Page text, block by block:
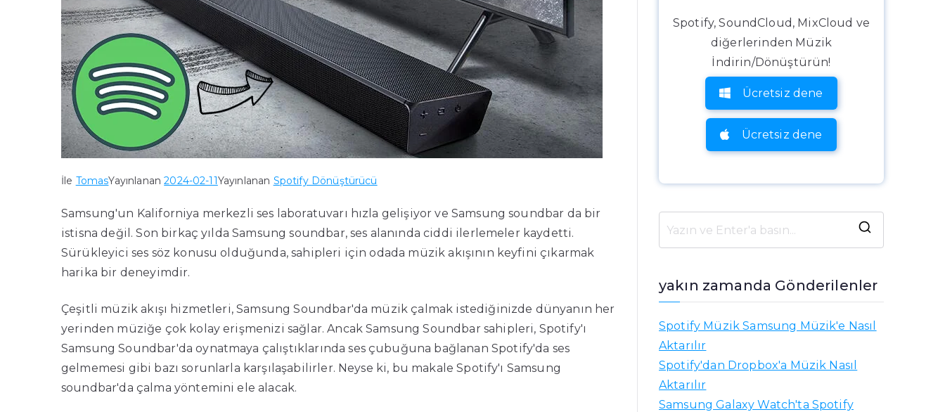
İle TomasYayınlanan2024-02-11Yayınlanan Spotify Dönüştürücü
Samsung'un Kaliforniya merkezli ses laboratuvarı hızla gelişiyor ve Samsung soundbar da bir
istisna değil. Son birkaç yılda Samsung soundbar, ses alanında ciddi ilerlemeler kaydetti.
Sürükleyici ses söz konusu olduğunda, sahipleri için odada müzik akışının keyfini çıkarmak
harika bir deneyimdir.
Çeşitli müzik akışı hizmetleri, Samsung Soundbar'da müzik çalmak istediğinizde dünyanın her
yerinden müziğe çok kolay erişmenizi sağlar. Ancak Samsung Soundbar sahipleri, Spotify'ı
Samsung Soundbar'da oynatmaya çalıştıklarında ses çubuğuna bağlanan Spotify'da ses
gelmemesi gibi bazı sorunlarla karşılaşabilirler. Neyse ki, bu makale Spotify'ı Samsung
soundbar'da çalma yöntemini ele alacak.
Spotify, SoundCloud, MixCloud ve
diğerlerinden Müzik
İndirin/Dönüştürün!
Ücretsiz dene
Ücretsiz dene
yakın zamanda Gönderilenler
Spotify Müzik Samsung Müzik'e Nasıl
Aktarılır
Spotify'dan Dropbox'a Müzik Nasıl
Aktarılır
Samsung Galaxy Watch'ta Spotify